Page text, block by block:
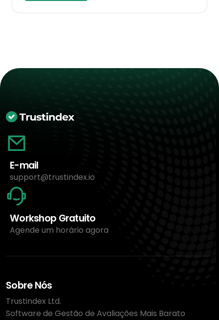
E-mail
support@trustindex.io
Workshop Gratuito
Agende um horário agora
Sobre Nós
Trustindex Ltd.
Software de Gestão de Avaliações Mais Barato